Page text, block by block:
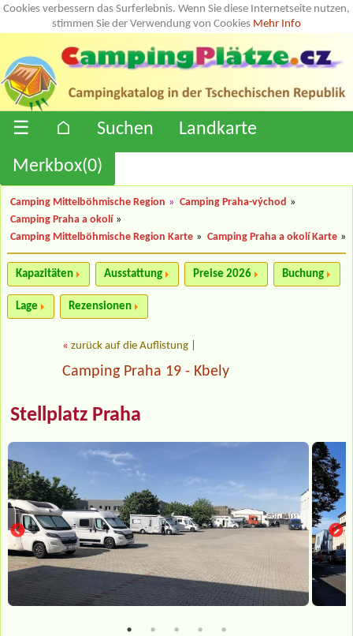
Cookies verbessern das Surferlebnis. Wenn Sie diese Internetseite nutzen,
stimmen Sie der Verwendung von Cookies Mehr Info
☰ ⌂ Suchen
Landkarte
Merkbox(0)
Camping Mittelböhmische Region » Camping Praha-východ
»
Camping Praha a okolí »
Camping Mittelböhmische Region Karte » Camping Praha a okolí Karte »
Kapazitäten Ausstattung Preise 2026 Buchung
Lage Rezensionen
« zurück auf die Auflistung
Camping Praha 19 - Kbely
Stellplatz Praha